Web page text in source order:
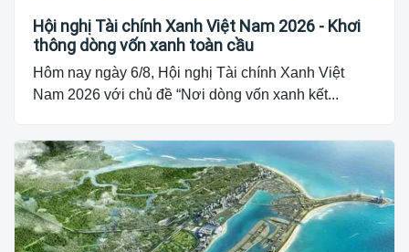
Hội nghị Tài chính Xanh Việt Nam 2026 - Khơi
thông dòng vốn xanh toàn cầu
Hôm nay ngày 6/8, Hội nghị Tài chính Xanh Việt
Nam 2026 với chủ đề “Nơi dòng vốn xanh kết...